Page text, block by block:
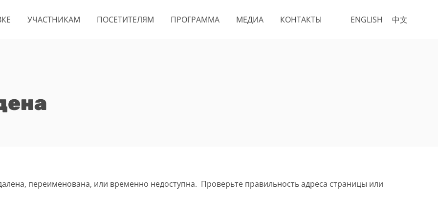
ENGLISH 中文
УЧАСТНИКАМ ПОСЕТИТЕЛЯМ ПРОГРАММА МЕДИА КОНТАКТЫ
переименована, или временно недоступна. Проверьте правильность адреса страницы или